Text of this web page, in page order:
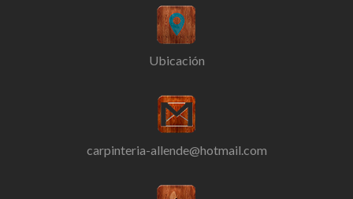
Ubicación
carpinteria-allende@hotmail.com